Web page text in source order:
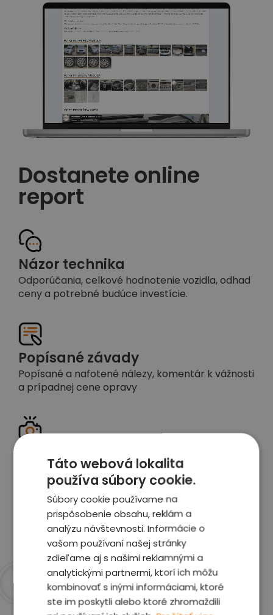
Dostanete online
report
Názor technika
Odporúčania, celkové hodnotenie vozidla, odhad
ceny a potrebné budúce investície.
Popísané závady
Popísané a nafotené nálezy, komentár k vážnosti
a prípadnej cene opravy
Celé auto z exteriéru aj interiéru nafotíme
vrátane závad a poškodení
Zobraziť report
Táto webová lokalita
používa súbory cookie.
Súbory cookie používame na
prispôsobenie obsahu, reklám a
analýzu návštevnosti. Informácie o
vašom používaní našej stránky
zdieľame aj s našimi reklamnými a
analytickými partnermi, ktorí ich môžu
kombinovať s inými informáciami, ktoré
ste im poskytli alebo ktoré zhromaždili